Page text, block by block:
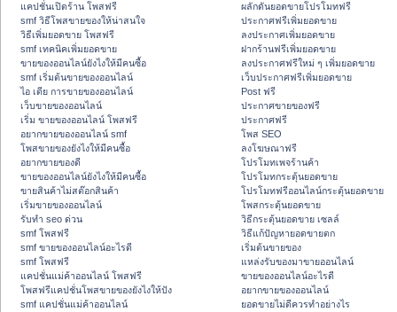
แคปชั่นเปิดร้าน โพสฟรี
smf วิธีโพสขายของให้น่าสนใจ
วิธีเพิ่มยอดขาย โพสฟรี
smf เทคนิคเพิ่มยอดขาย
ขายของออนไลน์ยังไงให้มีคนซื้อ
smf เริ่มต้นขายของออนไลน์
ไอ เดีย การขายของออนไลน์
เว็บขายของออนไลน์
เริ่ม ขายของออนไลน์ โพสฟรี
อยากขายของออนไลน์ smf
โพสขายของยังไงให้มีคนซื้อ
อยากขายของดี
ขายของออนไลน์ยังไงให้มีคนซื้อ
ขายสินค้าไม่สต๊อกสินค้า
เริ่มขายของออนไลน์
รับทำ seo ด่วน
smf โพสฟรี
smf ขายของออนไลน์อะไรดี
smf โพสฟรี
แคปชั่นแม่ค้าออนไลน์ โพสฟรี
โพสฟรีแคปชั่นโพสขายของยังไงให้ปัง
smf แคปชั่นแม่ค้าออนไลน์
ผลักดันยอดขายโปรโมทฟรี
ประกาศฟรีเพิ่มยอดขาย
ลงประกาศเพิ่มยอดขาย
ฝากร้านฟรีเพิ่มยอดขาย
ลงประกาศฟรีใหม่ ๆ เพิ่มยอดขาย
เว็บประกาศฟรีเพิ่มยอดขาย
Post ฟรี
ประกาศขายของฟรี
ประกาศฟรี
โพส SEO
ลงโฆษณาฟรี
โปรโมทเพจร้านค้า
โปรโมทกระตุ้นยอดขาย
โปรโมทฟรีออนไลน์กระตุ้นยอดขาย
โพสกระตุ้นยอดขาย
วิธีกระตุ้นยอดขาย เซลล์
วิธีแก้ปัญหายอดขายตก
เริ่มต้นขายของ
แหล่งรับของมาขายออนไลน์
ขายของออนไลน์อะไรดี
อยากขายของออนไลน์
ยอดขายไม่ดีควรทำอย่างไร